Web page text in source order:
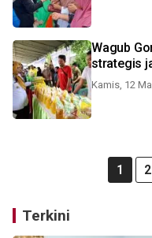
Wagub
strategis
Kamis, 12
1 2
Terkini